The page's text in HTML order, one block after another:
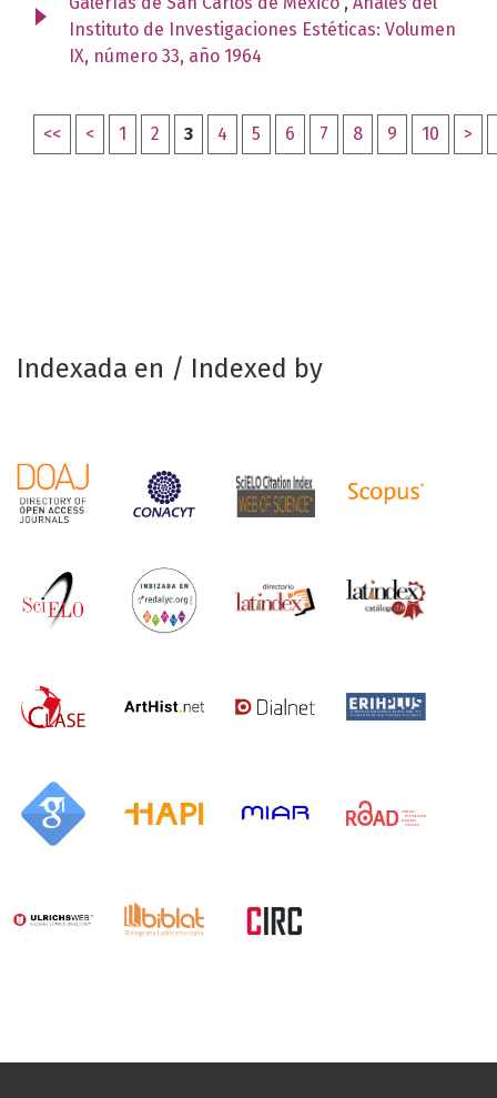
Instituto de Investigaciones Estéticas: Volumen
IX, número 33, año 1964
<< < 1 2 3 4 5 6 7 8 9 10 >
Indexada en / Indexed by